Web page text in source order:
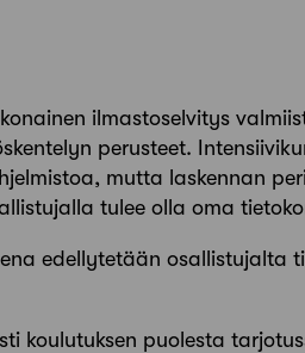
ilmastoselvitys
perusteet.
mutta laskennan
tulee olla oma
edellytetään osallistujalta
koulutuksen puolesta